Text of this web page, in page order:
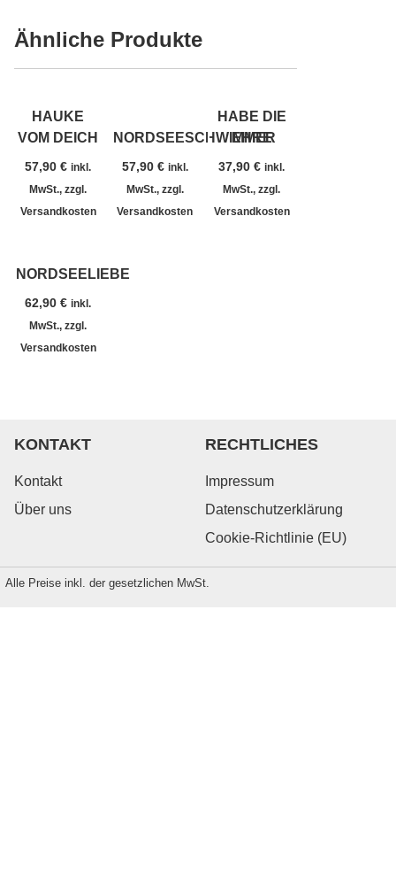
Ähnliche Produkte
HAUKE
VOM DEICH
57,90€ inkl.
MwSt., zzgl.
Versandkosten
NORDSEESCHWIMMER
57,90 € inkl.
MwSt., zzgl.
Versandkosten
HABE DIE
EHRE
37,90€ inkl.
MwSt., zzgl.
Versandkosten
NORDSEELIEBE
62,90€ inkl.
MwSt., zzgl.
Versandkosten
KONTAKT
Kontakt
Über uns
RECHTLICHES
Impressum
Datenschutzerklärung
Cookie-Richtlinie (EU)
Alle Preise inkl. der gesetzlichen MwSt.